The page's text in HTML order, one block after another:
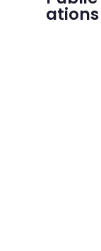
Ations